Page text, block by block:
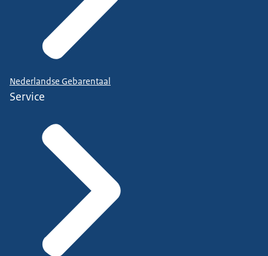
Nederlandse Gebarentaal
Service